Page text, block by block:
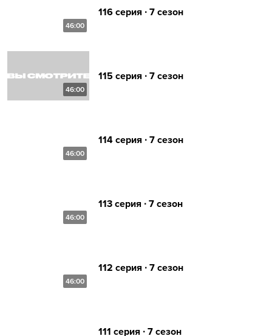
46:00
116 серия ∙ 7 сезон
46:00
115 серия ∙ 7 сезон
46:00
114 серия ∙ 7 сезон
46:00
113 серия ∙ 7 сезон
46:00
112 серия ∙ 7 сезон
111 серия ∙ 7 сезон